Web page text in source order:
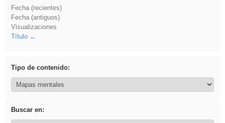
Fecha (recientes)
Fecha (antiguos)
Visualizaciones
Título
Tipo de contenido:
Buscar en: